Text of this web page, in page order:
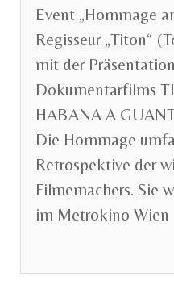
Event „Hommage
Regisseur „Titon“
mit der
Dokumentarfilms
HABANA A
Die Hommage
Retrospektive der
Filmemachers. Sie
im Metrokino Wien